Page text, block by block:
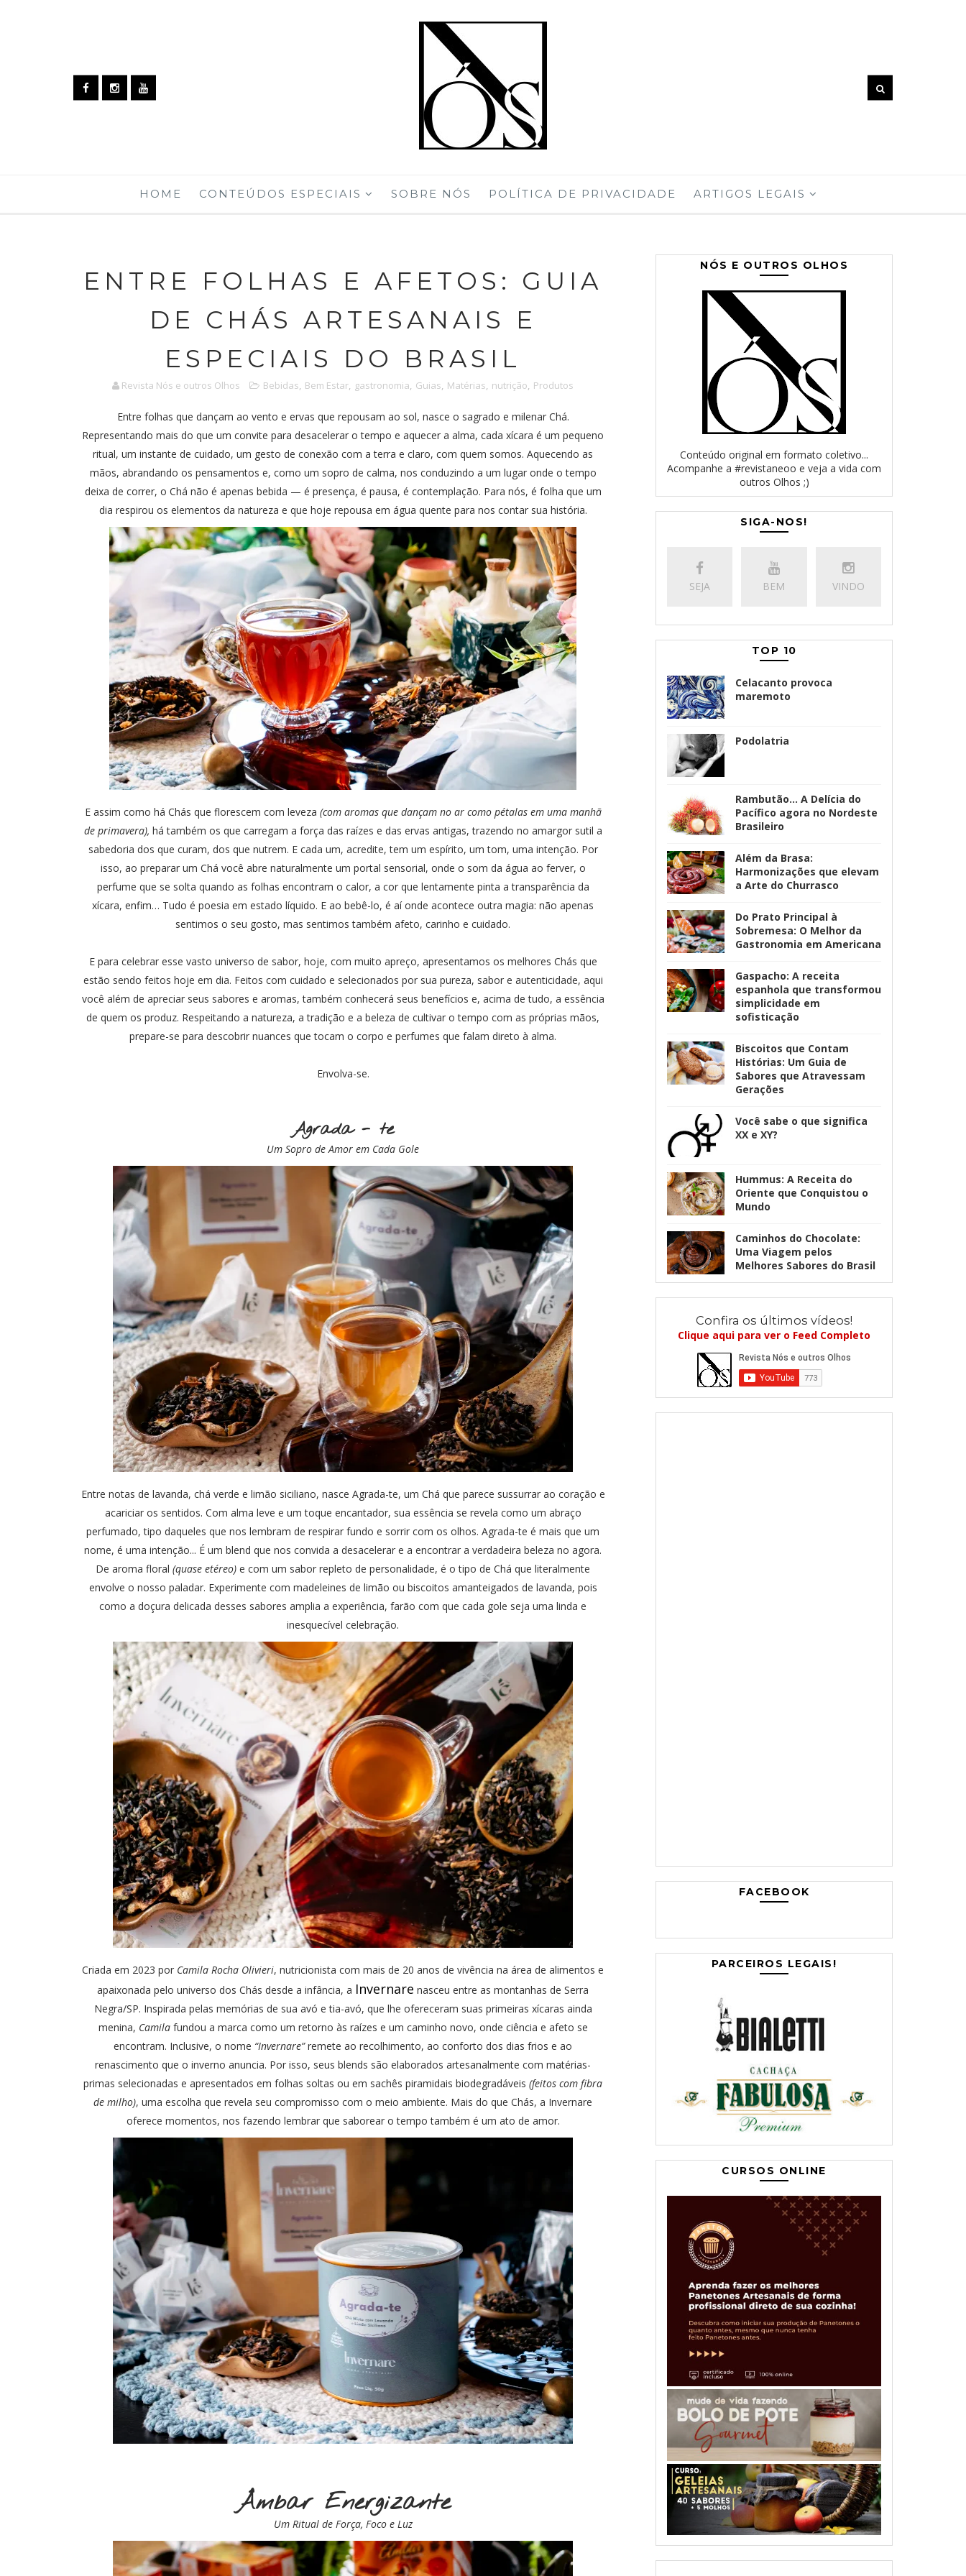
HOME CONTEÚDOS ESPECIAIS SOBRE NÓS POLÍTICA DE PRIVACIDADE ARTIGOS LEGAIS
ENTRE FOLHAS E AFETOS: GUIA
DE CHÁS ARTESANAIS E
ESPECIAIS DO BRASIL
Revista Nós e outros Olhos Bebidas, Bem Estar, gastronomia, Guias, Matérias, nutrição, Produtos
Entre folhas que dançam ao vento e ervas que repousam ao sol, nasce o sagrado e milenar Chá.
Representando mais do que um convite para desacelerar o tempo e aquecer a alma, cada xícara é um pequeno
ritual, um instante de cuidado, um gesto de conexão com a terra e claro, com quem somos. Aquecendo as
mãos, abrandando os pensamentos e, como um sopro de calma, nos conduzindo a um lugar onde o tempo
deixa de correr, o Chá não é apenas bebida — é presença, é pausa, é contemplação. Para nós, é folha que um
dia respirou os elementos da natureza e que hoje repousa em água quente para nos contar sua história.
E assim como há Chás que florescem com leveza (com aromas que dançam no ar como pétalas em uma manhã
de primavera), há também os que carregam a força das raízes e das ervas antigas, trazendo no amargor sutil a
sabedoria dos que curam, dos que nutrem. E cada um, acredite, tem um espírito, um tom, uma intenção. Por
isso, ao preparar um Chá você abre naturalmente um portal sensorial, onde o som da água ao ferver, o
perfume que se solta quando as folhas encontram o calor, a cor que lentamente pinta a transparência da
xícara, enfim… Tudo é poesia em estado líquido. E ao bebê-lo, é aí onde acontece outra magia: não apenas
sentimos o seu gosto, mas sentimos também afeto, carinho e cuidado.
E para celebrar esse vasto universo de sabor, hoje, com muito apreço, apresentamos os melhores Chás que
estão sendo feitos hoje em dia. Feitos com cuidado e selecionados por sua pureza, sabor e autenticidade, aqui
você além de apreciar seus sabores e aromas, também conhecerá seus benefícios e, acima de tudo, a essência
de quem os produz. Respeitando a natureza, a tradição e a beleza de cultivar o tempo com as próprias mãos,
prepare-se para descobrir nuances que tocam o corpo e perfumes que falam direto à alma.
Envolva-se.
Agrada - te
Um Sopro de Amor em Cada Gole
Entre notas de lavanda, chá verde e limão siciliano, nasce Agrada-te, um Chá que parece sussurrar ao coração e
acariciar os sentidos. Com alma leve e um toque encantador, sua essência se revela como um abraço
perfumado, tipo daqueles que nos lembram de respirar fundo e sorrir com os olhos. Agrada-te é mais que um
nome, é uma intenção... É um blend que nos convida a desacelerar e a encontrar a verdadeira beleza no agora.
De aroma floral (quase etéreo) e com um sabor repleto de personalidade, é o tipo de Chá que literalmente
envolve o nosso paladar. Experimente com madeleines de limão ou biscoitos amanteigados de lavanda, pois
como a doçura delicada desses sabores amplia a experiência, farão com que cada gole seja uma linda e
inesquecível celebração.
Criada em 2023 por Camila Rocha Olivieri, nutricionista com mais de 20 anos de vivência na área de alimentos e
apaixonada pelo universo dos Chás desde a infância, a Invernare nasceu entre as montanhas de Serra
Negra/SP. Inspirada pelas memórias de sua avó e tia-avó, que lhe ofereceram suas primeiras xícaras ainda
menina, Camilafundou a marca como um retorno às raízes e um caminho novo, onde ciência e afeto se
encontram. Inclusive, o nome “Invernare”remete ao recolhimento, ao conforto dos dias frios e ao
renascimento que o inverno anuncia. Por isso, seus blends são elaborados artesanalmente com matérias-
primas selecionadas e apresentados em folhas soltas ou em sachês piramidais biodegradáveis (feitos com fibra
de milho), uma escolha que revela seu compromisso com o meio ambiente. Mais do que Chás, a Invernare
oferece momentos, nos fazendo lembrar que saborear o tempo também é um ato de amor.
Âmbar Energizante
Um Ritual de Força, Foco e Luz
NÓS E OUTROS OLHOS
Conteúdo original em formato coletivo...
Acompanhe a #revistaneoo e veja a vida com
outros Olhos ;)
SIGA-NOS!
SEJA BEM VINDO
TOP 10
Celacanto provoca
maremoto
Podolatria
Rambutão... A Delícia do
Pacífico agora no Nordeste
Brasileiro
Além da Brasa:
Harmonizações que elevam
a Arte do Churrasco
Do Prato Principal à
Sobremesa: O Melhor da
Gastronomia em Americana
Gaspacho: A receita
espanhola que transformou
simplicidade em
sofisticação
Biscoitos que Contam
Histórias: Um Guia de
Sabores que Atravessam
Gerações
Você sabe o que significa
XX e XY?
Hummus: A Receita do
Oriente que Conquistou o
Mundo
Caminhos do Chocolate:
Uma Viagem pelos
Melhores Sabores do Brasil
Confira os últimos vídeos!
Clique aqui para ver o Feed Completo
FACEBOOK
PARCEIROS LEGAIS!
CURSOS ONLINE